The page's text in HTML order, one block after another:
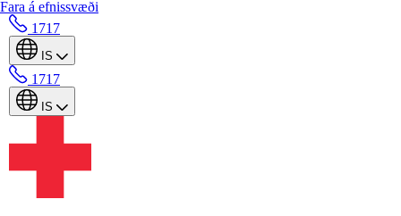
Fara á efnissvæði
1717
IS
1717
IS